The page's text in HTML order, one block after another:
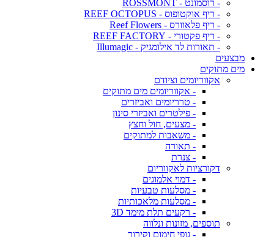
- רוסמונט - ROSSMONT
- ריף אוקטופוס - REEF OCTOPUS
- ריף פלאוורס - Reef Flowers
- ריף פקטורי - REEF FACTORY
- תאורות לד אילומגיק - Illumagic
מבצעים
מים מתוקים
אקווריומים וציודם
- אקווריומים מים מתוקים
- טרריומים ואביזרים
- פילטרים ואביזרי סינון
- מצעים, חול וחצץ
- משאבות למתוקים
- תאורה
- צנרת
דקורציות לאקווריום
- דמוי אלמוגים
- מסלעות טבעיות
- מסלעות מלאכותיות
- רקעים תלת מימד 3D
תוספים, מזונות ונלווה
- גופי חימום וקירור